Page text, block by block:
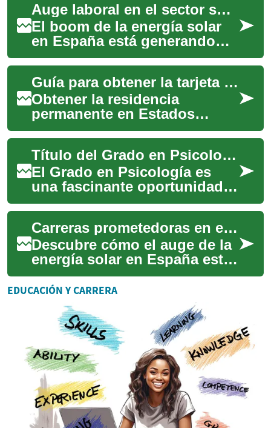
Auge laboral en el sector solar español: Oportunidades y futuro
El boom de la energía solar
en España está generando
una demanda sin precedentes
de profesionales
especializados. Des...
Guía para obtener la tarjeta de residencia americana
Obtener la residencia
permanente en Estados
Unidos, conocida
popularmente como la Green
Card, representa una
aspiraci...
Título del Grado en Psicología: Abriendo Puertas a la Mente Humana
El Grado en Psicología es
una fascinante oportunidad
educativa que proporciona a
los estudiantes una
comprensión prof...
Carreras prometedoras en el sector solar español
Descubre cómo el auge de la
energía solar en España está
generando una amplia gama
de oportunidades
profesionales. De...
EDUCACIÓN Y CARRERA